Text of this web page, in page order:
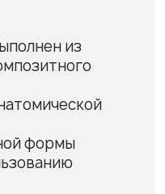
из
формы